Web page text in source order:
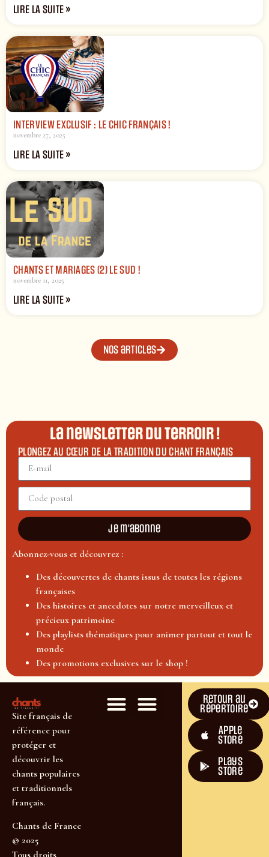
LIRE LA SUITE »
INTERVIEW EXCLUSIF : LE CHIC FRANÇAIS !
novembre 27, 2025
LIRE LA SUITE »
CHANTS ET MARIAGES (2) LE SUD !
novembre 11, 2025
LIRE LA SUITE »
Nos articles
La newsletter du terroir !
PLONGEZ AU CŒUR DE LA TRADITION DU CHANT FRANÇAIS
Je m'abonne
Abonnez-vous et découvrez :
Des découvertes de chants issus de toutes les régions
françaises
Des histoires et anecdotes sur notre merveilleux et
précieux patrimoine
Des playlists thématiques pour animer partout et tout le
monde
Des promotions exclusives sur le shop !
Site français de
référence pour
protéger et
découvrir les
chants populaires
et traditionnels
français.
Chants de France
© 2025
Tous droits
Retour au
répertoire
Apple
Store
plays
store